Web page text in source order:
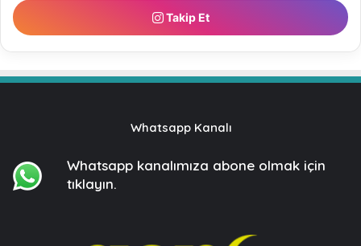
Takip Et
Whatsapp Kanalı
Whatsapp kanalımıza abone olmak için
tıklayın.